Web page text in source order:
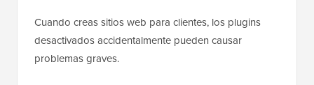
Cuando creas sitios web para clientes, los plugins
desactivados accidentalmente pueden causar
problemas graves.